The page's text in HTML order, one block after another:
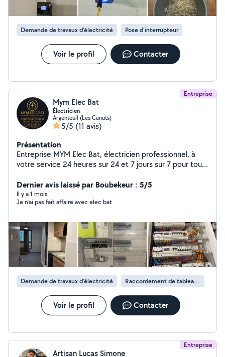
Demande de travaux d’électricité Pose d'interrupteur
Voir le profil Contacter
Entreprise
Mym Elec Bat
Électricien
Argenteuil (Les Canuts)
5/5 (11 avis)
Présentation
Entreprise MYM Elec Bat, électricien professionnel, à
votre service 24 heures sur 24 et 7 jours sur 7 pour tous
Nos prestations : Dépannage électrique urgent
Recherche et réparation de pannes Installation et
remplacement de tableaux électriques Mise aux normes
Rénovation électrique complète Intervention maison,
appartement, local professionnel Travail soigné, rapide
et conforme aux normes en vigueur. Intervention rapide,
disponibilité immédiate jour et nuit. MYM Elec Bat -
Votre électricien de confiance, disponible 24h/24.
Dernier avis laissé par Boubekeur : 5/5
Il y a 1 mois
Je n’ai pas fait affaire avec elec bat
Demande de travaux d’électricité Raccordement de tableau électrique
Voir le profil Contacter
Entreprise
Artisan Lucas Simone